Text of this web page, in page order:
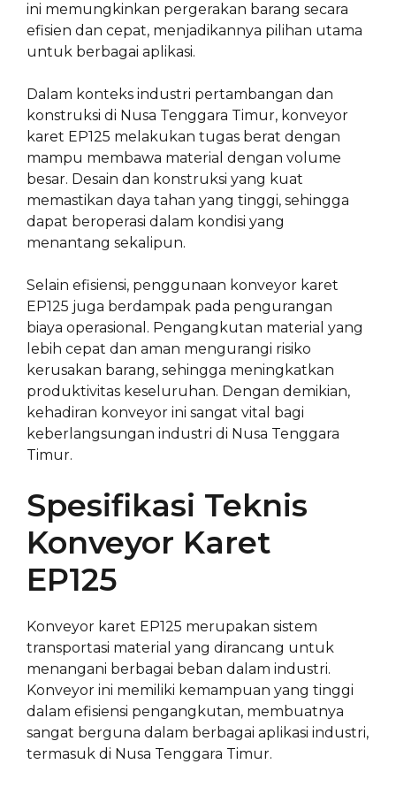
ini memungkinkan pergerakan barang secara
efisien dan cepat, menjadikannya pilihan utama
untuk berbagai aplikasi.
Dalam konteks industri pertambangan dan
konstruksi di Nusa Tenggara Timur, konveyor
karet EP125 melakukan tugas berat dengan
mampu membawa material dengan volume
besar. Desain dan konstruksi yang kuat
memastikan daya tahan yang tinggi, sehingga
dapat beroperasi dalam kondisi yang
menantang sekalipun.
Selain efisiensi, penggunaan konveyor karet
EP125 juga berdampak pada pengurangan
biaya operasional. Pengangkutan material yang
lebih cepat dan aman mengurangi risiko
kerusakan barang, sehingga meningkatkan
produktivitas keseluruhan. Dengan demikian,
kehadiran konveyor ini sangat vital bagi
keberlangsungan industri di Nusa Tenggara
Timur.
Spesifikasi Teknis
Konveyor Karet
EP125
Konveyor karet EP125 merupakan sistem
transportasi material yang dirancang untuk
menangani berbagai beban dalam industri.
Konveyor ini memiliki kemampuan yang tinggi
dalam efisiensi pengangkutan, membuatnya
sangat berguna dalam berbagai aplikasi industri,
termasuk di Nusa Tenggara Timur.